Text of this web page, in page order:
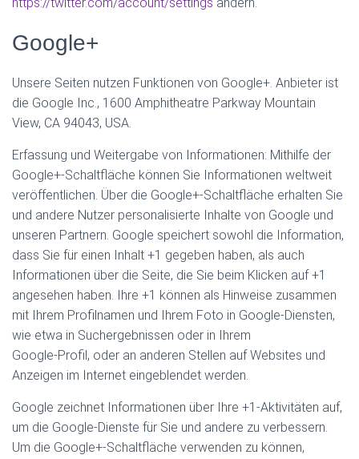
Google+
Unsere Seiten nutzen Funktionen von Google+. Anbieter ist
die Google Inc., 1600 Amphitheatre Parkway Mountain
View, CA 94043, USA.
Erfassung und Weitergabe von Informationen: Mithilfe der
Google+-Schaltfläche können Sie Informationen weltweit
veröffentlichen. Über die Google+-Schaltfläche erhalten Sie
und andere Nutzer personalisierte Inhalte von Google und
unseren Partnern. Google speichert sowohl die Information,
dass Sie für einen Inhalt +1 gegeben haben, als auch
Informationen über die Seite, die Sie beim Klicken auf +1
angesehen haben. Ihre +1 können als Hinweise zusammen
mit Ihrem Profilnamen und Ihrem Foto in Google-Diensten,
wie etwa in Suchergebnissen oder in Ihrem
Google-Profil, oder an anderen Stellen auf Websites und
Anzeigen im Internet eingeblendet werden.
Google zeichnet Informationen über Ihre +1-Aktivitäten auf,
um die Google-Dienste für Sie und andere zu verbessern.
Um die Google+-Schaltfläche verwenden zu können,